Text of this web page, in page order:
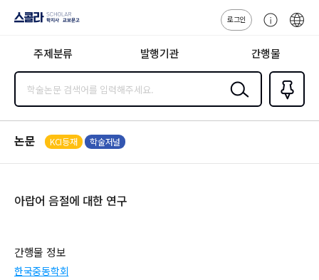
지사·교보문고
로그인
센
주제분류 발행기관 간행물
검색
즐겨찾
기0
논문 KCI등재 학술저널
아랍어 음절에 대한 연구
간행물 정보
한국중동학회